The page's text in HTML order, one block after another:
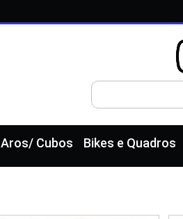
Aros/ Cubos Bikes e Quadros